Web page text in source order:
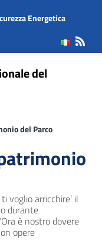
Energetica
del
del Parco
voglio arricchire’ il
durante
è nostro dovere
opere